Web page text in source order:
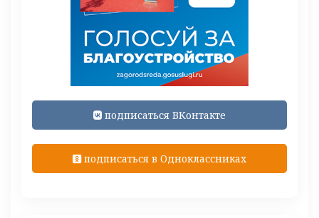
подписаться ВКонтакте
подписаться в Одноклассниках